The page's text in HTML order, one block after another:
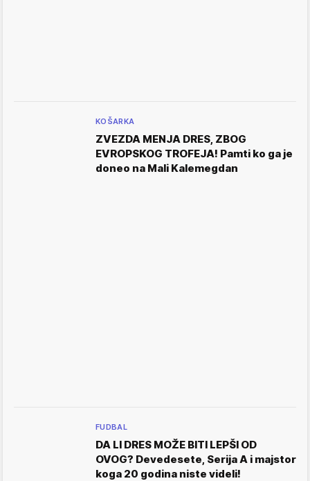
KOŠARKA
ZVEZDA MENJA DRES, ZBOG
EVROPSKOG TROFEJA! Pamti ko ga je
doneo na Mali Kalemegdan
FUDBAL
DA LI DRES MOŽE BITI LEPŠI OD
OVOG? Devedesete, Serija A i majstor
koga 20 godina niste videli!